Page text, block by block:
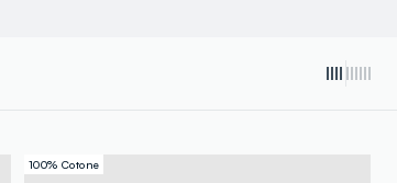
loyalty.guest.discoverpagelink
100% Cotone